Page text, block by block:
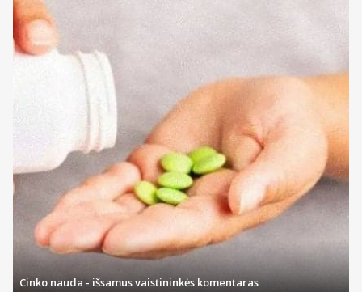
Cinko nauda - išsamus vaistininkės komentaras